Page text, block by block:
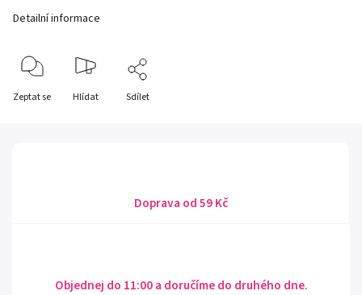
Detailní informace
Zeptat se Hlídat Sdílet
Doprava od 59 Kč
Objednej do 11:00 a doručíme do druhého dne.